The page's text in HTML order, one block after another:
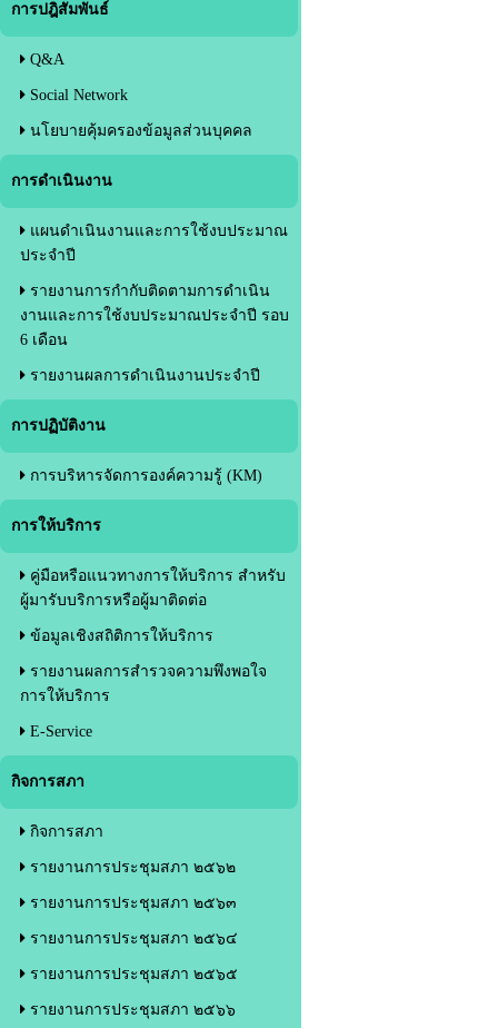
การปฎิสัมพันธ์
Q&A
Social Network
นโยบายคุ้มครองข้อมูลส่วนบุคคล
การดำเนินงาน
แผนดำเนินงานและการใช้งบประมาณ
ประจำปี
รายงานการกำกับติดตามการดำเนิน
งานและการใช้งบประมาณประจำปี รอบ
6 เดือน
รายงานผลการดำเนินงานประจำปี
การปฏิบัติงาน
การบริหารจัดการองค์ความรู้ (KM)
การให้บริการ
คู่มือหรือแนวทางการให้บริการ สำหรับ
ผู้มารับบริการหรือผู้มาติดต่อ
ข้อมูลเชิงสถิติการให้บริการ
รายงานผลการสำรวจความพึงพอใจ
การให้บริการ
E-Service
กิจการสภา
กิจการสภา
รายงานการประชุมสภา ๒๕๖๒
รายงานการประชุมสภา ๒๕๖๓
รายงานการประชุมสภา ๒๕๖๔
รายงานการประชุมสภา ๒๕๖๕
รายงานการประชุมสภา ๒๕๖๖